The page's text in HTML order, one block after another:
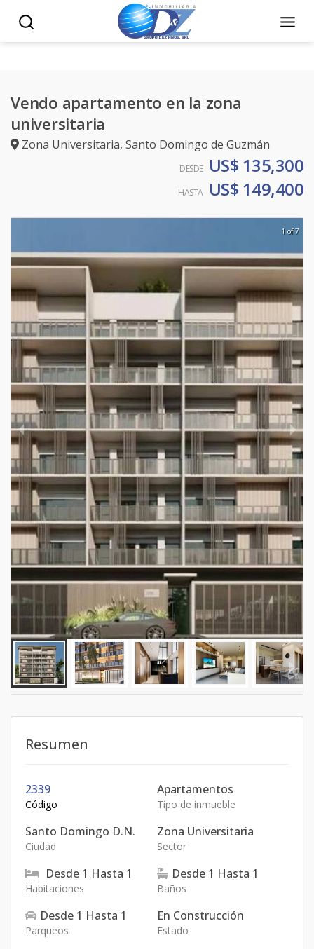
Vendo apartamento en la zona
universitaria
Zona Universitaria, Santo Domingo de Guzmán
DESDE US$ 135,300
HASTA US$ 149,400
1 of 7
Resumen
2339
Código
Apartamentos
Tipo de inmueble
Santo Domingo D.N.
Ciudad
Zona Universitaria
Sector
Desde 1 Hasta 1
Habitaciones
Desde 1 Hasta 1
Baños
Desde 1 Hasta 1
Parqueos
En Construcción
Estado